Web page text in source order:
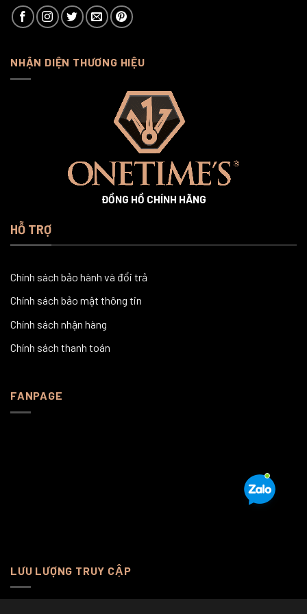
NHẬN DIỆN THƯƠNG HIỆU
ĐỒNG HỒ CHÍNH HÃNG
HỖ TRỢ
Chính sách bảo hành và đổi trả
Chính sách bảo mật thông tin
Chính sách nhận hàng
Chính sách thanh toán
FANPAGE
LƯU LƯỢNG TRUY CẬP